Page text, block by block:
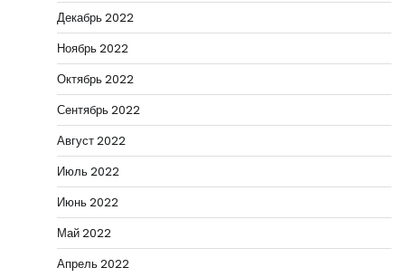
Декабрь 2022
Ноябрь 2022
Октябрь 2022
Сентябрь 2022
Август 2022
Июль 2022
Июнь 2022
Май 2022
Апрель 2022